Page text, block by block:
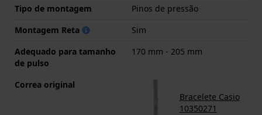
Tipo de montagem
Pinos de pressão
Montagem Reta
Sim
Adequado para tamanho
de pulso
170 mm - 205 mm
Correa original
Bracelete Casio
10350271